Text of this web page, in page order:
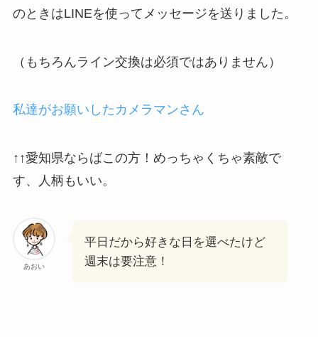
のときはLINEを使ってメッセージを送りました。
（もちろんライン交換は必須ではありません）
私達がお願いしたカメラマンさん
↑↑愛知県ならばこの方！めっちゃくちゃ素敵で
す、人柄もいい。
あおい
平日だから好きな日を選べたけど
週末は要注意！